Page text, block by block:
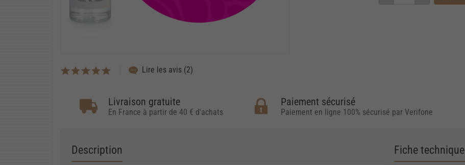
Lire les avis (2)
Livraison gratuite
En France à partir de 40 € d'achats
Paiement sécurisé
Paiement en ligne 100% sécurisé par Verifone
Description Fiche technique